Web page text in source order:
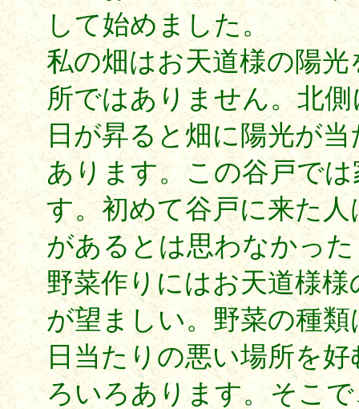
して始めました。
私の畑はお天道様の陽
所ではありません。北
日が昇ると畑に陽光が
あります。この谷戸で
す。初めて谷戸に来た
があるとは思わなかっ
野菜作りにはお天道様
が望ましい。野菜の種
日当たりの悪い場所を
ろいろあります。そこ